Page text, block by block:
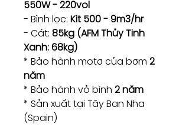
550W - 220vol
- Bình lọc: Kit 500 - 9m3/hr
- Cát: 85kg (AFM Thủy Tinh
Xanh: 68kg)
* Bảo hành motơ của bơm 2
năm
* Bảo hành vỏ bình 2 năm
* Sản xuất tại Tây Ban Nha
(Spain)